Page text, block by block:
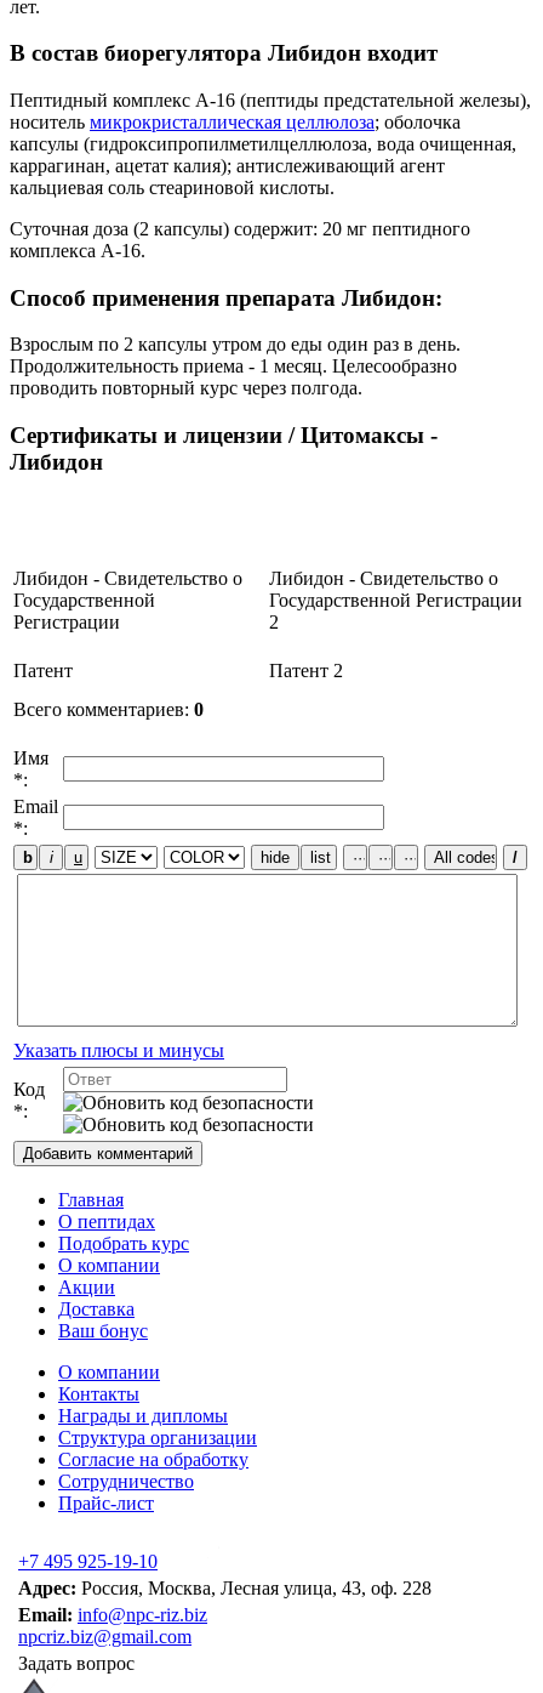
лет.
В состав биорегулятора Либидон входит
Пептидный комплекс A-16 (пептиды предстательной железы),
носитель микрокристаллическая целлюлоза; оболочка
капсулы (гидроксипропилметилцеллюлоза, вода очищенная,
каррагинан, ацетат калия); антислеживающий агент
кальциевая соль стеариновой кислоты.
Суточная доза (2 капсулы) содержит: 20 мг пептидного
комплекса А-16.
Способ применения препарата Либидон:
Взрослым по 2 капсулы утром до еды один раз в день.
Продолжительность приема - 1 месяц. Целесообразно
проводить повторный курс через полгода.
Сертификаты и лицензии / Цитомаксы -
Либидон
Либидон - Свидетельство о
Государственной
Регистрации
Либидон - Свидетельство о
Государственной Регистрации
2
Патент
Патент 2
Всего комментариев: 0
Имя
*:
Email
*:
Указать плюсы и минусы
Код
*:
Главная
О пептидах
Подобрать курс
О компании
Акции
Доставка
Ваш бонус
О компании
Контакты
Награды и дипломы
Структура организации
Согласие на обработку
Сотрудничество
Прайс-лист
+7 495 925-19-10
Адрес: Россия, Москва, Лесная улица, 43, оф. 228
Email: info@npc-riz.biz
npcriz.biz@gmail.com
Задать вопрос